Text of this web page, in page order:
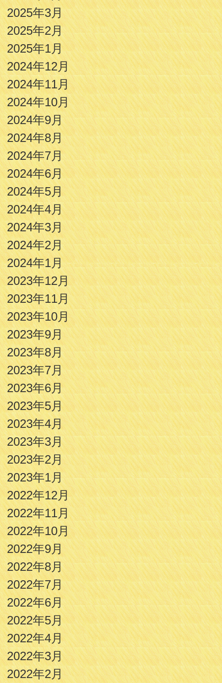
2025年3月
2025年2月
2025年1月
2024年12月
2024年11月
2024年10月
2024年9月
2024年8月
2024年7月
2024年6月
2024年5月
2024年4月
2024年3月
2024年2月
2024年1月
2023年12月
2023年11月
2023年10月
2023年9月
2023年8月
2023年7月
2023年6月
2023年5月
2023年4月
2023年3月
2023年2月
2023年1月
2022年12月
2022年11月
2022年10月
2022年9月
2022年8月
2022年7月
2022年6月
2022年5月
2022年4月
2022年3月
2022年2月